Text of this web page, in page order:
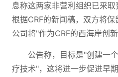
息称这两家非营利组织已采取
根据CRF的新闻稿，双方将
公司将"作为CRF的西海岸创新
公告称，目标是"创建一
疗技术"，这将进一步促进早